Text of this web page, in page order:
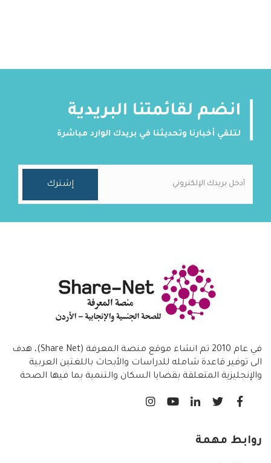
انضم لقائمتنا البريدية
لتلقي أخبارنا وتحديثنا في بريدك الوارد مباشرة
في عام 2010 تم انشاء موقع منصة المعرفة (Share Net)، هدف
الى توفير قاعدة شامله للدراسات والأبحاث باللغتين العربية
والإنجليزية المتعلقة بقضايا السكان والتنمية بما فيها الصحة
روابط مهمة